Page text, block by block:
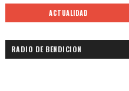
ACTUALIDAD
RADIO DE BENDICION